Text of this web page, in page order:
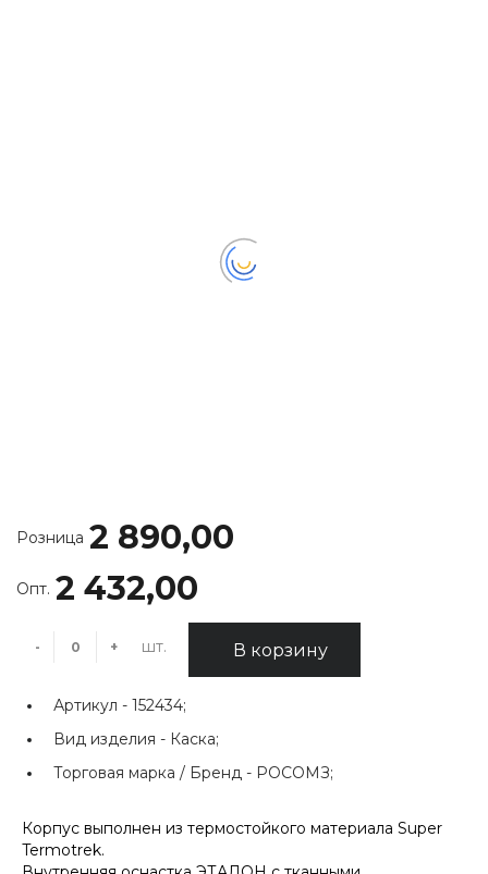
Розница 2 890,00
Опт. 2 432,00
- + шт. В корзину
Артикул - 152434;
Вид изделия - Каска;
Торговая марка / Бренд - РОСОМЗ;
Корпус выполнен из термостойкого материала Super
Termotrek.